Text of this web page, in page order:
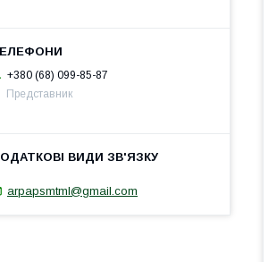
+380 (68) 099-85-87
Представник
arpapsmtml@gmail.com